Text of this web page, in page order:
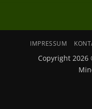
IMPRESSUM
Copyright